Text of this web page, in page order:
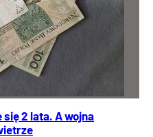
2 lata. A wojna